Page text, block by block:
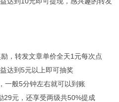
，转发文章单价全天1元每次点
达到5元以上即可抽奖
一般5分钟左右就可以到账
29元，还享受两级共50%提成